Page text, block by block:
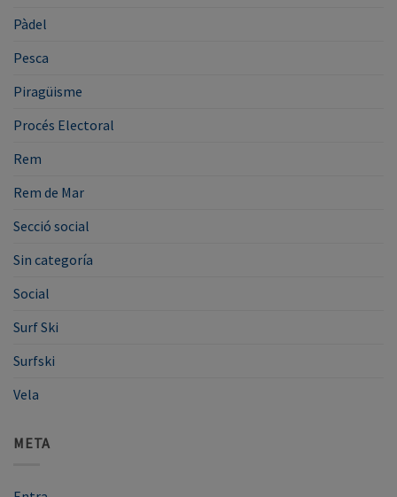
Pàdel
Pesca
Piragüisme
Procés Electoral
Rem
Rem de Mar
Secció social
Sin categoría
Social
Surf Ski
Surfski
Vela
META